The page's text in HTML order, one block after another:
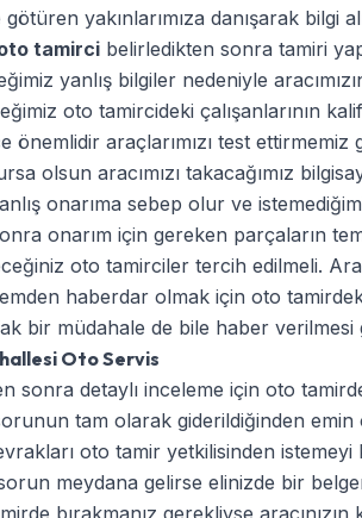
yakınlarımıza danışarak bilgi
tamirci belirledikten sonra tamiri
yanlış bilgiler nedeniyle
oto tamircideki çalışanlarının
önemlidir araçlarımızı test
olsun aracımızı takacağımız
onarıma sebep olur ve
onarım için gereken parçaların
oto tamirciler tercih edilmeli.
haberdar olmak için oto
bir müdahale de bile haber verilmesi
Oto Servis
sonra detaylı inceleme için oto
tam olarak giderildiğinden emin
oto tamir yetkilisinden istemeyi
meydana gelirse elinizde bir
bırakmanız gerekliyse